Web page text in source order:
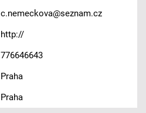
c.nemeckova@seznam.cz
http://
776646643
Praha
Praha